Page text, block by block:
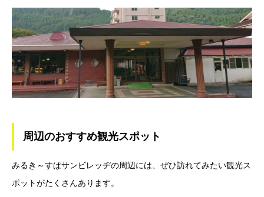
周辺のおすすめ観光スポット
みるき～すぱサンビレッヂの周辺には、ぜひ訪れてみたい観光ス
ポットがたくさんあります。